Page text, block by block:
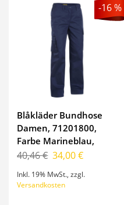
-16 %
Blåkläder Bundhose
Damen, 71201800,
Farbe Marineblau,
Größe C44
40,46 € 34,00 €
Inkl. 19% MwSt.,zzgl.
Versandkosten